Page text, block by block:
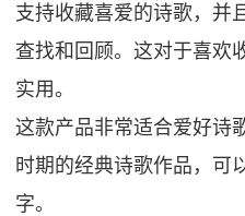
支持收藏喜爱的诗歌，并
查找和回顾。这对于喜欢
实用。
这款产品非常适合爱好诗
时期的经典诗歌作品，可
字。